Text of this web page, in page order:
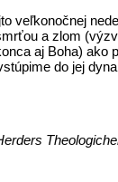
veľkonočnej
a zlom
aj Boha)
do jej